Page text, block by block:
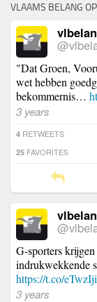
VLAAMS BELANG
"Dat Groen,
wet hebben
bekommernis…
3 years
4 RETWEETS
25 FAVORITES
G-sporters
indrukwekkende
https://t.co/
3 years